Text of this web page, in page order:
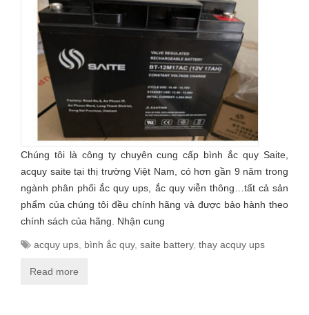
Chúng tôi là công ty chuyên cung cấp bình ắc quy Saite,
acquy saite tại thị trường Việt Nam, có hơn gần 9 năm trong
ngành phân phối ắc quy ups, ắc quy viễn thông…tất cả sản
phẩm của chúng tôi đều chính hãng và được bảo hành theo
chính sách của hãng. Nhận cung
acquy ups bình ắc quy, saite battery, thay acquy ups
Read more